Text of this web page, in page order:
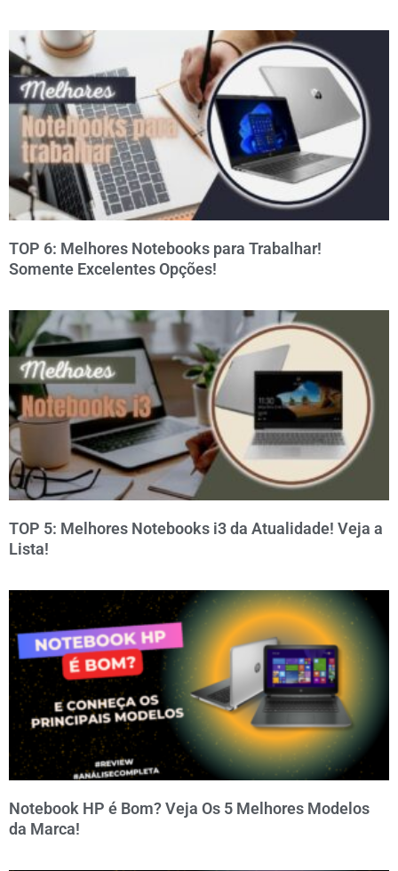
TOP 6: Melhores Notebooks para Trabalhar!
Somente Excelentes Opções!
TOP 5: Melhores Notebooks i3 da Atualidade! Veja a
Lista!
Notebook HP é Bom? Veja Os 5 Melhores Modelos
da Marca!